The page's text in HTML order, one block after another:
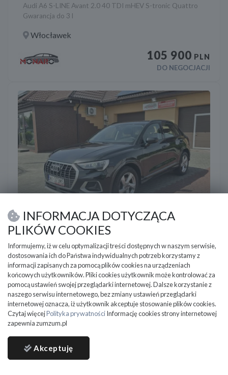
Audi A6 S-LINE Avant 2.0 40 TDI mHEV S-tronic Quattro
Gwarancja do 3 l
Włocławek
105 900 PLN
DO NEGOCJACJI
Audi Q3
Audi Q3 S-Tronic 35 TFSI 150KM Advanced Salon Polska
Gwarancja do 3 la
Włocławek
89 900 PLN
DO NEGOCJACJI
INFORMACJA DOTYCZĄCA
PLIKÓW COOKIES
Informujemy, iż w celu optymalizacji treści dostępnych w naszym serwisie,
dostosowania ich do Państwa indywidualnych potrzeb korzystamy z
informacji zapisanych za pomocą plików cookies na urządzeniach
końcowych użytkowników. Pliki cookies użytkownik może kontrolować za
pomocą ustawień swojej przeglądarki internetowej. Dalsze korzystanie z
naszego serwisu internetowego, bez zmiany ustawień przeglądarki
internetowej oznacza, iż użytkownik akceptuje stosowanie plików cookies.
Czytaj więcejPolityka prywatnościInformację cookies strony internetowej
zapewnia zumzum.pl
Akceptuję